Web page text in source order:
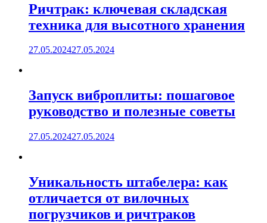
Ричтрак: ключевая складская
техника для высотного хранения
27.05.202427.05.2024
Запуск виброплиты: пошаговое
руководство и полезные советы
27.05.202427.05.2024
Уникальность штабелера: как
отличается от вилочных
погрузчиков и ричтраков